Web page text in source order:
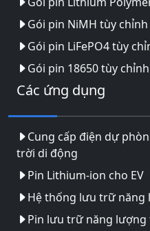
Gói pin NiMH tùy chỉnh
Gói pin LiFePO4 tùy
Gói pin 18650 tùy chỉnh
Các ứng dụng
Cung cấp điện dự
trời di động
Pin Lithium-ion cho EV
Hệ thống lưu trữ năng
Pin lưu trữ năng lượng